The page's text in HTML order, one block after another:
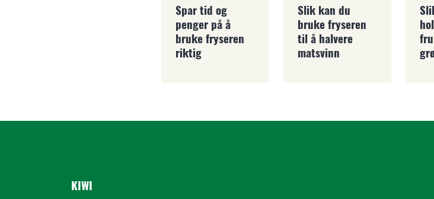
Spar tid og
penger på å
bruke fryseren
riktig
Slik kan du
bruke fryseren
til å halvere
matsvinn
KIWI